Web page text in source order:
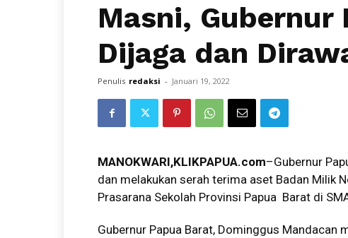
Masni, Gubernur
Dijaga dan
Penulis redaksi - Januari 19, 2022
MANOKWARI,KLIKPAPUA.com–Gubernur
dan melakukan serah terima aset Badan Milik
Prasarana Sekolah Provinsi Papua Barat di
Gubernur Papua Barat, Dominggus Mandacan